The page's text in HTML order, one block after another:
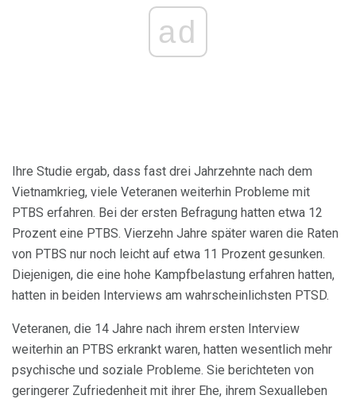
ad
Ihre Studie ergab, dass fast drei Jahrzehnte nach dem
Vietnamkrieg, viele Veteranen weiterhin Probleme mit
PTBS erfahren. Bei der ersten Befragung hatten etwa 12
Prozent eine PTBS. Vierzehn Jahre später waren die Raten
von PTBS nur noch leicht auf etwa 11 Prozent gesunken.
Diejenigen, die eine hohe Kampfbelastung erfahren hatten,
hatten in beiden Interviews am wahrscheinlichsten PTSD.
Veteranen, die 14 Jahre nach ihrem ersten Interview
weiterhin an PTBS erkrankt waren, hatten wesentlich mehr
psychische und soziale Probleme. Sie berichteten von
geringerer Zufriedenheit mit ihrer Ehe, ihrem Sexualleben